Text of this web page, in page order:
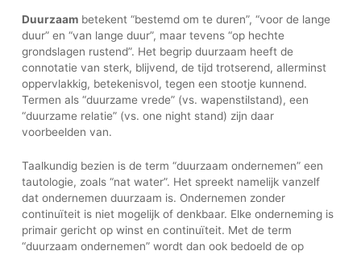
Duurzaam betekent “bestemd om te duren”, “voor de lange
duur” en “van lange duur”, maar tevens “op hechte
grondslagen rustend”. Het begrip duurzaam heeft de
connotatie van sterk, blijvend, de tijd trotserend, allerminst
oppervlakkig, betekenisvol, tegen een stootje kunnend.
Termen als “duurzame vrede” (vs. wapenstilstand), een
“duurzame relatie” (vs. one night stand) zijn daar
voorbeelden van.
Taalkundig bezien is de term “duurzaam ondernemen” een
tautologie, zoals “nat water”. Het spreekt namelijk vanzelf
dat ondernemen duurzaam is. Ondernemen zonder
continuïteit is niet mogelijk of denkbaar. Elke onderneming is
primair gericht op winst en continuïteit. Met de term
“duurzaam ondernemen” wordt dan ook bedoeld de op